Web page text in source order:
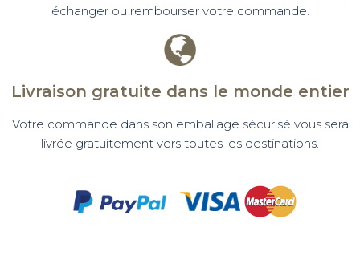
échanger ou rembourser votre commande.
Livraison gratuite dans le monde entier
Votre commande dans son emballage sécurisé vous sera
livrée gratuitement vers toutes les destinations.